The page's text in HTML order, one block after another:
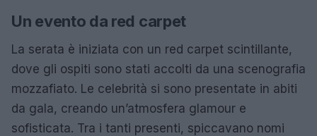
Un evento da red carpet
La serata è iniziata con un red carpet scintillante,
dove gli ospiti sono stati accolti da una scenografia
mozzafiato. Le celebrità si sono presentate in abiti
da gala, creando un’atmosfera glamour e
sofisticata. Tra i tanti presenti, spiccavano nomi